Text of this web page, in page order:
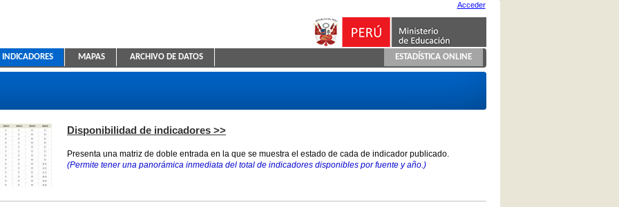
Educativa
Acceder
INDICADORES MAPAS ARCHIVO DE DATOS ESTADÍSTICA ONLINE
Disponibilidad de indicadores >>
Presenta una matriz de doble entrada en la que se muestra el estado de cada de indicador publicado.
(Permite tener una panorámica inmediata del total de indicadores disponibles por fuente y año.)